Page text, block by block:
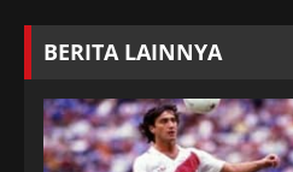
BERITA LAINNYA